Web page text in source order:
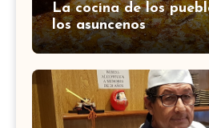
La cocina de los
los asuncenos